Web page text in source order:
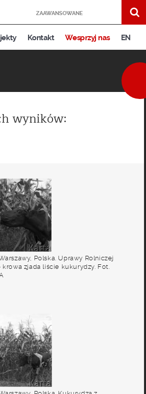
ZAAWANSOWANE
Kontakt Wesprzyj nas EN
wyników:
Polska. Uprawy Rolniczej
zjada liście kukurydzy. Fot.